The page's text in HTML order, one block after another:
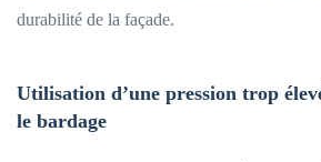
durabilité de la façade.
Utilisation d’une pression trop
le bardage